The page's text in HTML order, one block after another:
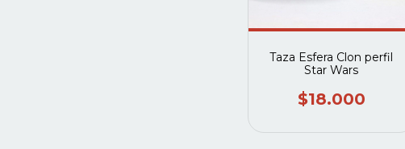
Taza Esfera Clon perfil
Star Wars
$18.000